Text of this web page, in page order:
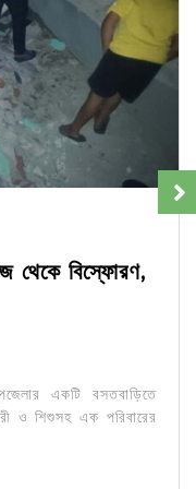
থেকে বিস্ফোরণ,
একটি বসতবাড়িতে
ও শিশুসহ এক পরিবারের